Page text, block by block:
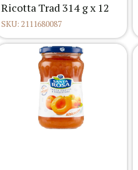
Ricotta Trad 314 g x 12
SKU: 2111680087